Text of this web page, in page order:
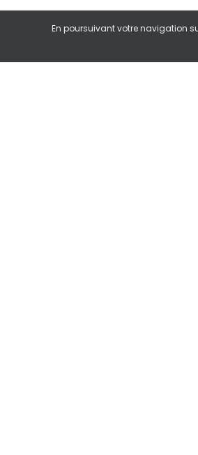
En poursuivant votre navigation